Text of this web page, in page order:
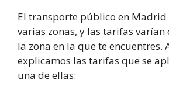
El transporte público en
varias zonas, y las tarifas
la zona en la que te encuentres.
explicamos las tarifas que se
una de ellas: